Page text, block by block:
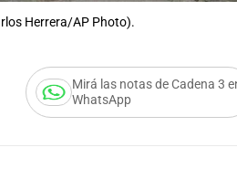
Herrera/AP Photo).
Mirá las notas de Cadena 3
WhatsApp